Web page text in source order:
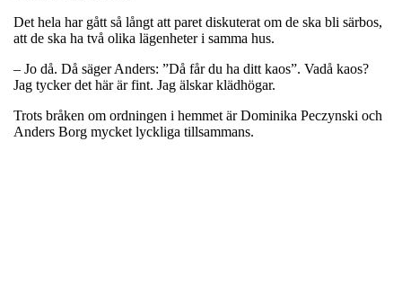
Det hela har gått så långt att paret diskuterat om de ska bli särbos,
att de ska ha två olika lägenheter i samma hus.
– Jo då. Då säger Anders: ”Då får du ha ditt kaos”. Vadå kaos?
Jag tycker det här är fint. Jag älskar klädhögar.
Trots bråken om ordningen i hemmet är Dominika Peczynski och
Anders Borg mycket lyckliga tillsammans.